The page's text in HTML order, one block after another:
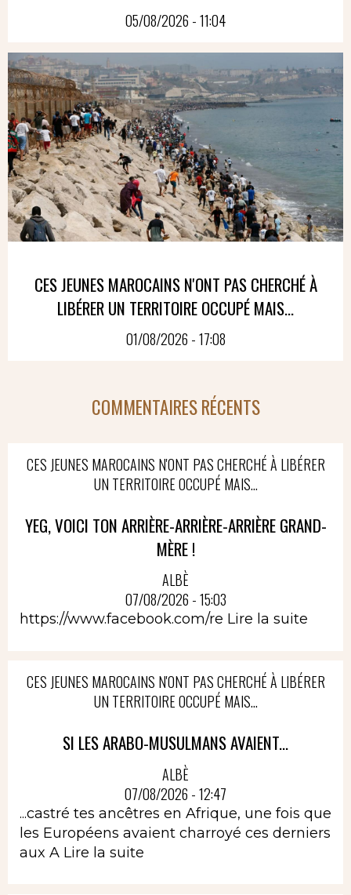
05/08/2026 - 11:04
CES JEUNES MAROCAINS N'ONT PAS CHERCHÉ À
LIBÉRER UN TERRITOIRE OCCUPÉ MAIS...
01/08/2026 - 17:08
COMMENTAIRES RÉCENTS
CES JEUNES MAROCAINS N'ONT PAS CHERCHÉ À LIBÉRER
UN TERRITOIRE OCCUPÉ MAIS...
YEG, VOICI TON ARRIÈRE-ARRIÈRE-ARRIÈRE GRAND-
MÈRE !
ALBÈ
07/08/2026 - 15:03
https://www.facebook.com/re Lire la suite
CES JEUNES MAROCAINS N'ONT PAS CHERCHÉ À LIBÉRER
UN TERRITOIRE OCCUPÉ MAIS...
SI LES ARABO-MUSULMANS AVAIENT...
ALBÈ
07/08/2026 - 12:47
...castré tes ancêtres en Afrique, une fois que
les Européens avaient charroyé ces derniers
aux A Lire la suite